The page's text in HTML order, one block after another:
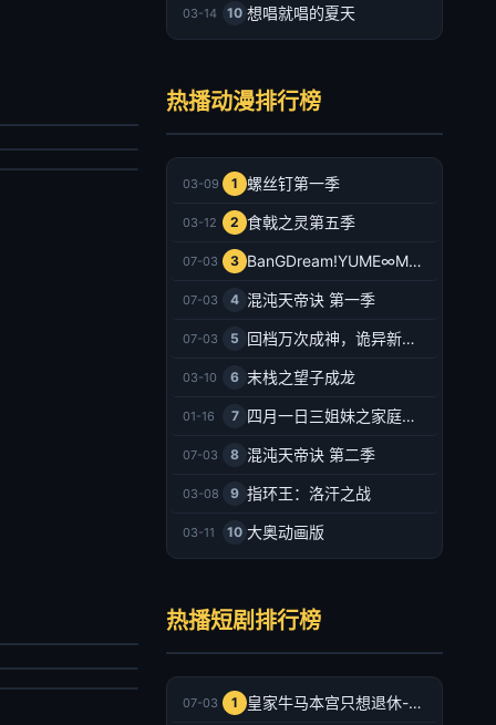
03-14 10 想唱就唱的夏天
大陆
2026-07-03
动漫
日本
热播动漫排行榜
03-09 1 螺丝钉第一季
03-12 2 食戟之灵第五季
07-03 3 BanGDream!YUME∞MITA
07-03 4 混沌天帝诀 第一季
07-03 5 回档万次成神，诡异新娘追上门
03-10 6 末栈之望子成龙
01-16 7 四月一日三姐妹之家庭故事
07-03 8 混沌天帝诀 第二季
03-08 9 指环王：洛汗之战
03-11 10 大奥动画版
中国大陆
2026-07-03
中国大陆
热播短剧排行榜
07-03 1 皇家牛马本宫只想退休-动漫合集